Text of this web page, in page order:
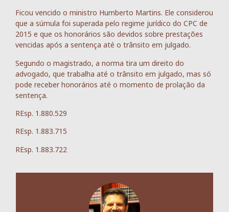
Ficou vencido o ministro Humberto Martins. Ele considerou
que a súmula foi superada pelo regime jurídico do CPC de
2015 e que os honorários são devidos sobre prestações
vencidas após a sentença até o trânsito em julgado.
Segundo o magistrado, a norma tira um direito do
advogado, que trabalha até o trânsito em julgado, mas só
pode receber honorários até o momento de prolação da
sentença.
REsp. 1.880.529
REsp. 1.883.715
REsp. 1.883.722